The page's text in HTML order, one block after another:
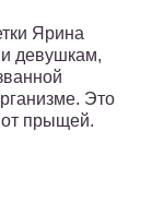
Ярина
девушкам,
Это
прыщей.